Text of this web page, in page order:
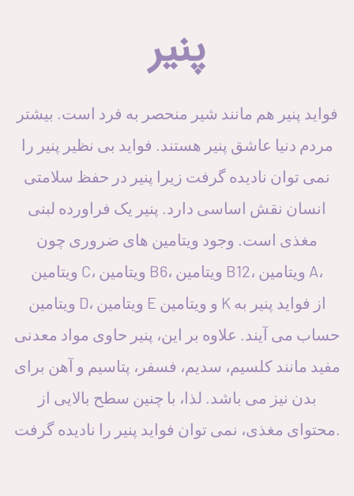
پنیر
فواید پنیر هم مانند شیر منحصر به فرد است. بیشتر
مردم دنیا عاشق پنیر هستند. فواید بی نظیر پنیر را
نمی توان نادیده گرفت زیرا پنیر در حفظ سلامتی
انسان نقش اساسی دارد. پنیر یک فراورده لبنی
مغذی است. وجود ویتامین های ضروری چون
ویتامین C، ویتامین B6، ویتامین B12، ویتامین A،
ویتامین D، ویتامین E و ویتامین K از فواید پنیر به
حساب می آیند. علاوه بر این، پنیر حاوی مواد معدنی
مفید مانند کلسیم، سدیم، فسفر، پتاسیم و آهن برای
بدن نیز می باشد. لذا، با چنین سطح بالایی از